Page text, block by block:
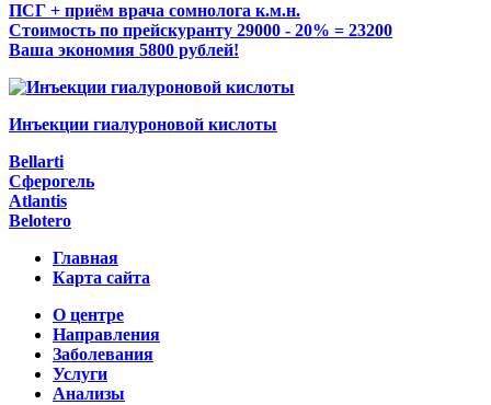
ПСГ + приём врача сомнолога к.м.н.
Стоимость по прейскуранту 29000 - 20% = 23200
Ваша экономия 5800 рублей!
Инъекции гиалуроновой кислоты
Bellarti
Сферогель
Atlantis
Belotero
Главная
Карта сайта
О центре
Направления
Заболевания
Услуги
Анализы